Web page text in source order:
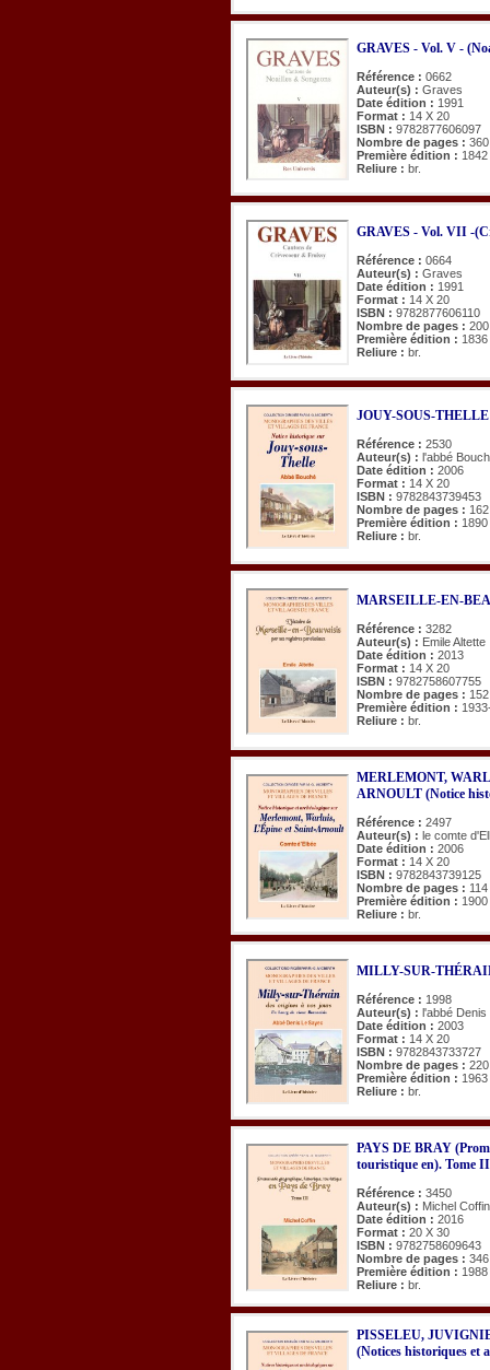
GRAVES - Vol. V -
Référence : 0662
Auteur(s) : Graves
Date édition : 1991
Format : 14 X 20
ISBN : 9782877606097
Nombre de pages : 360
Première édition : 1842
Reliure : br.
GRAVES - Vol. VII -
Référence : 0664
Auteur(s) : Graves
Date édition : 1991
Format : 14 X 20
ISBN : 9782877606110
Nombre de pages : 200
Première édition : 1836
Reliure : br.
JOUY-SOUS-
Référence : 2530
Auteur(s) : l'abbé
Date édition : 2006
Format : 14 X 20
ISBN : 9782843739453
Nombre de pages : 162
Première édition : 1890
Reliure : br.
MARSEILLE-EN-
Référence : 3282
Auteur(s) : Emile Altette
Date édition : 2013
Format : 14 X 20
ISBN : 9782758607755
Nombre de pages : 152
Première édition :
Reliure : br.
MERLEMONT,
ARNOULT (Notice
Référence : 2497
Auteur(s) : le comte
Date édition : 2006
Format : 14 X 20
ISBN : 9782843739125
Nombre de pages : 114
Première édition : 1900
Reliure : br.
MILLY-SUR-
Référence : 1998
Auteur(s) : l'abbé
Date édition : 2003
Format : 14 X 20
ISBN : 9782843733727
Nombre de pages : 220
Première édition : 1963
Reliure : br.
PAYS DE BRAY
touristique en). Tome
Référence : 3450
Auteur(s) : Michel Coffin
Date édition : 2016
Format : 20 X 30
ISBN : 9782758609643
Nombre de pages : 346
Première édition : 1988
Reliure : br.
PISSELEU,
(Notices historiques et